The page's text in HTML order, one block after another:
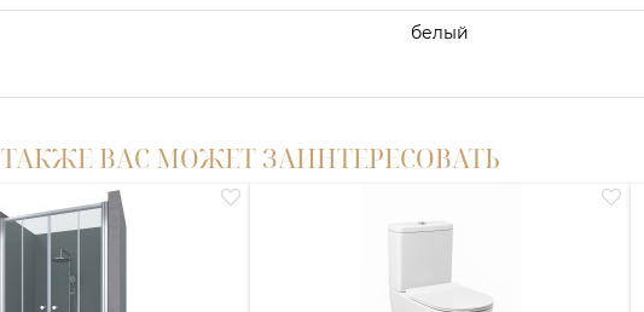
белый
ТАКЖЕ ВАС МОЖЕТ ЗАИНТЕРЕСОВАТЬ